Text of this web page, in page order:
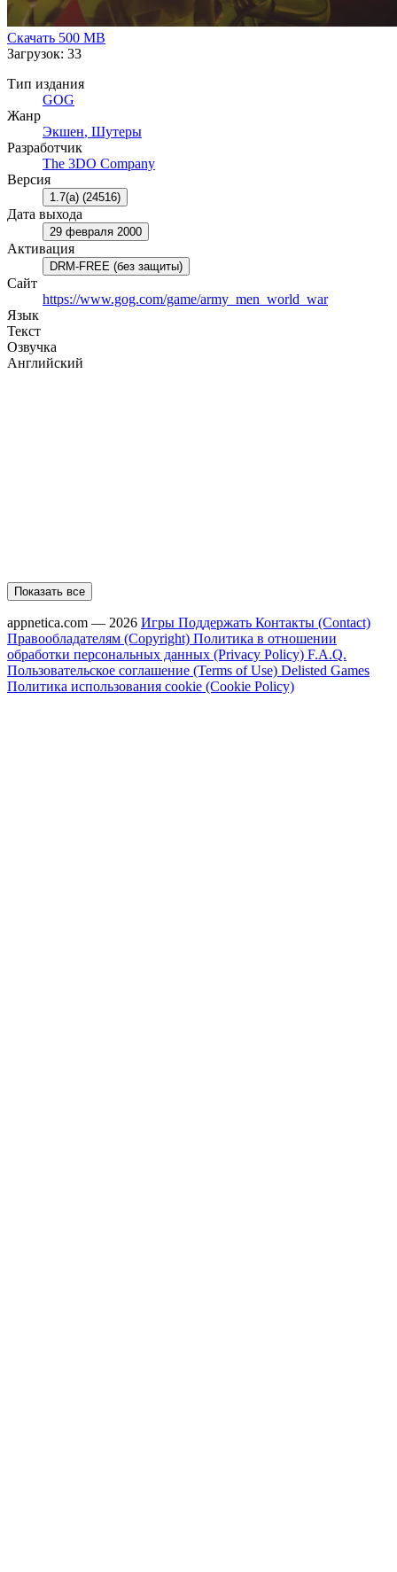
Скачать 500 MB
Загрузок: 33
Тип издания
GOG
Жанр
Экшен, Шутеры
Разработчик
The 3DO Company
Версия
1.7(a) (24516)
Дата выхода
29 февраля 2000
Активация
DRM-FREE (без защиты)
Сайт
https://www.gog.com/game/army_men_world_war
Язык
Текст
Озвучка
Английский
Показать все
appnetica.com — 2026 Игры Поддержать Контакты (Contact)
Правообладателям (Copyright) Политика в отношении
обработки персональных данных (Privacy Policy) F.A.Q.
Пользовательское соглашение (Terms of Use) Delisted Games
Политика использования cookie (Cookie Policy)